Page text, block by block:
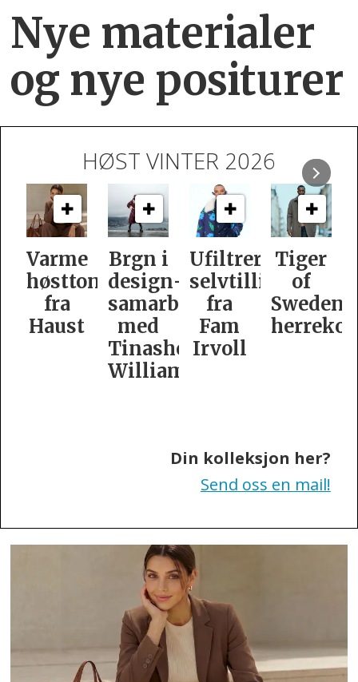
Nye materialer
og nye positurer
HØST VINTER 2026
Brgn i
design­
samarbeid
med
Williamson
Ufiltrert
selvtillit
fra
Fam
Irvoll
Tiger
of
Swedens
herrekolleksjon
Slik
er
dame­
Din kolleksjon her?
Send oss en mail!